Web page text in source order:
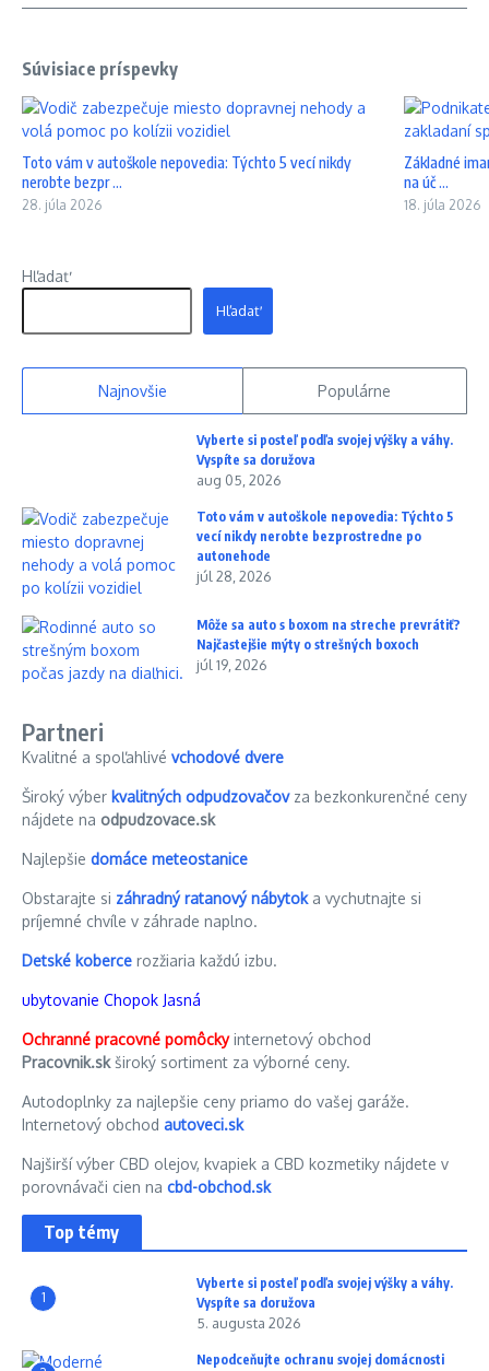
Súvisiace príspevky
Toto vám v autoškole nepovedia: Týchto 5 vecí nikdy
nerobte bezpr ...
28. júla 2026
Základné
na úč ...
18. júla 2026
Hľadať
Hľadať
Najnovšie Populárne
Vyberte si posteľ podľa svojej výšky a váhy.
Vyspíte sa doružova
aug 05, 2026
Toto vám v autoškole nepovedia: Týchto 5
vecí nikdy nerobte bezprostredne po
autonehode
júl 28, 2026
Môže sa auto s boxom na streche prevrátiť?
Najčastejšie mýty o strešných boxoch
júl 19, 2026
Partneri
Kvalitné a spoľahlivé vchodové dvere
Široký výber kvalitných odpudzovačovza bezkonkurenčné ceny
nájdete na odpudzovace.sk
Najlepšie domáce meteostanice
Obstarajte si záhradný ratanový nábytoka vychutnajte si
príjemné chvíle v záhrade naplno.
Detské koberce rozžiaria každú izbu.
ubytovanie Chopok Jasná
Ochranné pracovné pomôckyinternetový obchod
Pracovnik.skširoký sortiment za výborné ceny.
Autodoplnky za najlepšie ceny priamo do vašej garáže.
Internetový obchod autoveci.sk
Najširší výber CBD olejov, kvapiek a CBD kozmetiky nájdete v
porovnávači cien na cbd-obchod.sk
Top témy
1
Vyberte si posteľ podľa svojej výšky a váhy.
Vyspíte sa doružova
5. augusta 2026
Nepodceňujte ochranu svojej domácnosti